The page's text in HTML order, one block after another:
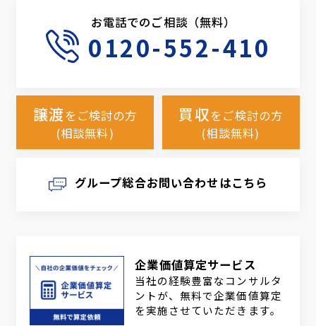
お電話でのご相談（無料）
0120-552-410
譲渡をご検討の方
(相談無料)
買収をご検討の方
(相談無料)
グループ総合お問い合わせはこちら
企業価値算定サービス
当社の経験豊富なコンサルタ
ントが、無料で企業価値算定
を実施させていただきます。